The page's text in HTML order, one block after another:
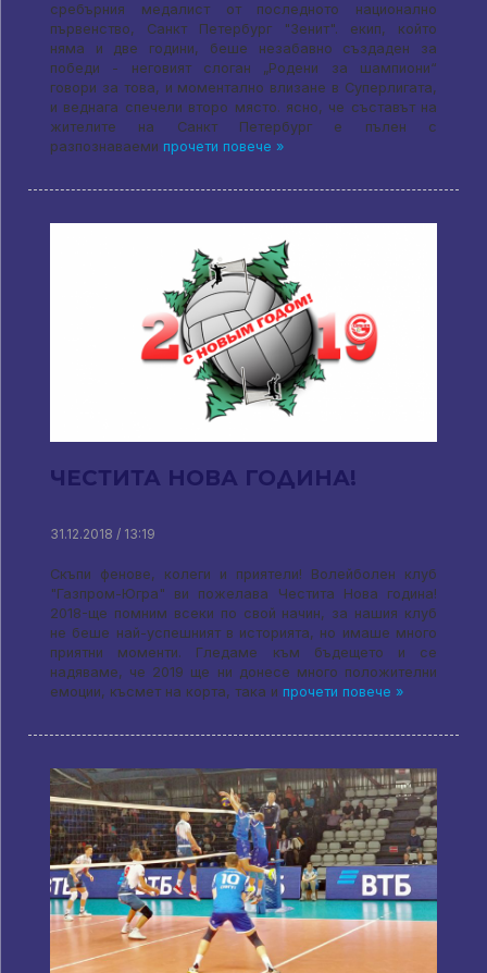
сребърния медалист от последното национално
първенство, Санкт Петербург "Зенит". екип, който
няма и две години, беше незабавно създаден за
победи - неговият слоган „Родени за шампиони“
говори за това, и моментално влизане в Суперлигата,
и веднага спечели второ място. ясно, че съставът на
жителите на Санкт Петербург е пълен с
разпознаваеми прочети повече »
ЧЕСТИТА НОВА ГОДИНА!
31.12.2018 / 13:19
Скъпи фенове, колеги и приятели! Волейболен клуб
"Газпром-Югра" ви пожелава Честита Нова година!
2018-ще помним всеки по свой начин, за нашия клуб
не беше най-успешният в историята, но имаше много
приятни моменти. Гледаме към бъдещето и се
надяваме, че 2019 ще ни донесе много положителни
емоции, късмет на корта, така и прочети повече »